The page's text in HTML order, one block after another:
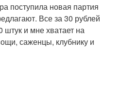
поступила новая партия
Все за 30 рублей
и мне хватает на
саженцы, клубнику и